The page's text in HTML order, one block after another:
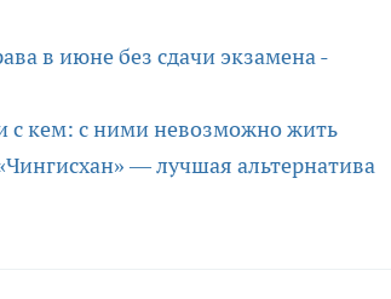
в июне без сдачи экзамена -
с кем: с ними невозможно жить
— лучшая альтернатива